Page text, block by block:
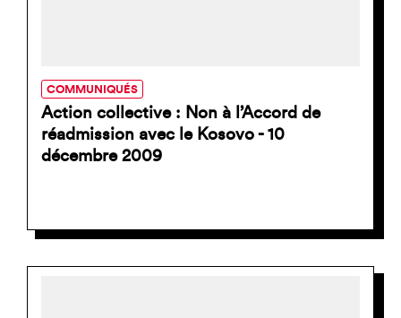
COMMUNIQUÉS
Action collective : Non à l’Accord de
réadmission avec le Kosovo - 10
décembre 2009